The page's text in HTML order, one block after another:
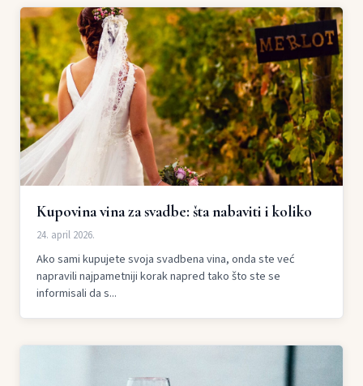
Kupovina vina za svadbe: šta nabaviti i koliko
24. april 2026.
Ako sami kupujete svoja svadbena vina, onda ste već
napravili najpametniji korak napred tako što ste se
informisali da s...